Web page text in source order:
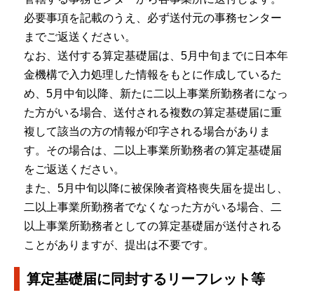
必要事項を記載のうえ、必ず送付元の事務センター
までご返送ください。
なお、送付する算定基礎届は、5月中旬までに日本年
金機構で入力処理した情報をもとに作成しているた
め、5月中旬以降、新たに二以上事業所勤務者になっ
た方がいる場合、送付される複数の算定基礎届に重
複して該当の方の情報が印字される場合がありま
す。その場合は、二以上事業所勤務者の算定基礎届
をご返送ください。
また、5月中旬以降に被保険者資格喪失届を提出し、
二以上事業所勤務者でなくなった方がいる場合、二
以上事業所勤務者としての算定基礎届が送付される
ことがありますが、提出は不要です。
算定基礎届に同封するリーフレット等